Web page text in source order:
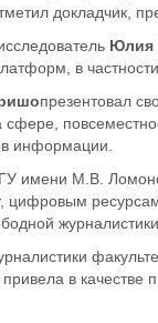
докладчик,
Юлия
, в
презентовал
информации.
имени М.В.
цифровым
в качестве